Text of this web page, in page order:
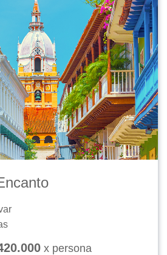
x persona